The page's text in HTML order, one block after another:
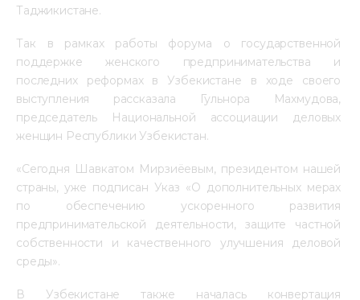
Таджикистане.
Так в рамках работы форума о государственной
поддержке женского предпринимательства и
последних реформах в Узбекистане в ходе своего
выступления рассказала Гульнора Махмудова,
председатель Национальной ассоциации деловых
женщин Республики Узбекистан.
«Сегодня Шавкатом Мирзиёевым, президентом нашей
страны, уже подписан Указ «О дополнительных мерах
по обеспечению ускоренного развития
предпринимательской деятельности, защите частной
собственности и качественного улучшения деловой
среды».
В Узбекистане также началась конвертация